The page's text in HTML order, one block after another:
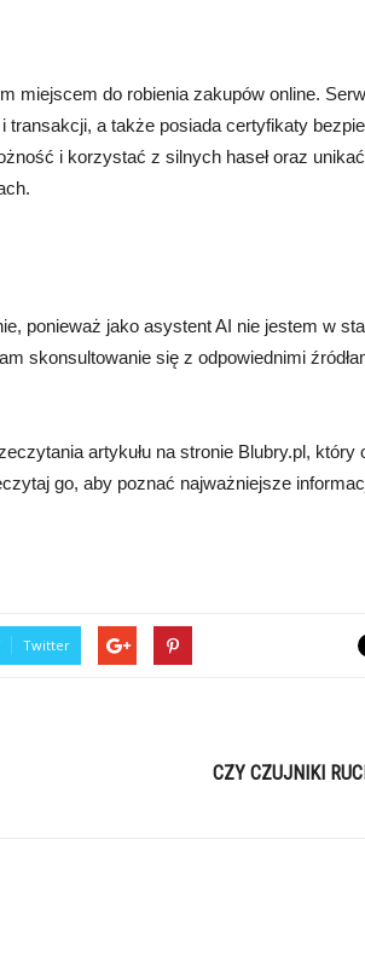
miejscem do robienia zakupów online.
a także posiada certyfikaty
i korzystać z silnych haseł oraz
ponieważ jako asystent AI nie jestem w
skonsultowanie się z odpowiednimi
artykułu na stronie Blubry.pl, który
go, aby poznać najważniejsze
Twitter
CZY CZUJNIKI